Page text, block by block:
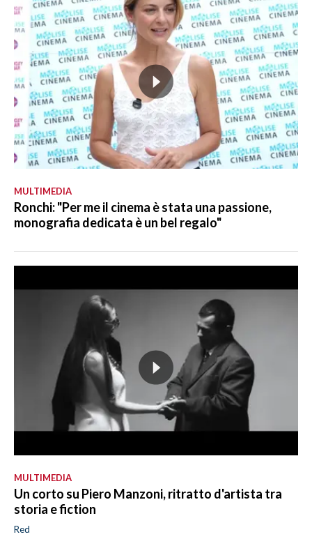
MULTIMEDIA
Ronchi: "Per me il cinema è stata una passione,
monografia dedicata è un bel regalo"
MULTIMEDIA
Un corto su Piero Manzoni, ritratto d'artista tra
storia e fiction
Red